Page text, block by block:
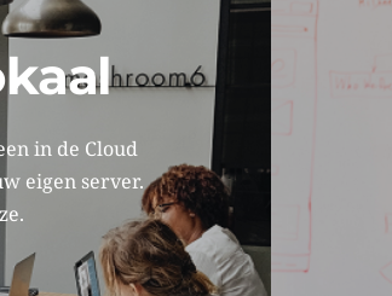
in de Cloud
eigen server.